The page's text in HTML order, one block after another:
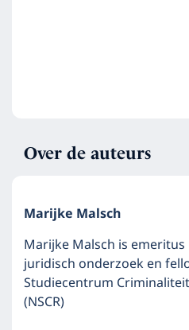
Over de auteurs
Marijke Malsch
Marijke Malsch is
juridisch onderzoek en
Studiecentrum
(NSCR)